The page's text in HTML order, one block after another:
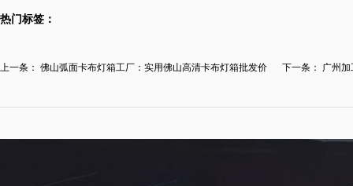
热门标签：
上一条： 佛山弧面卡布灯箱工厂：实用佛山高清卡布灯箱批发价
下一条： 广州